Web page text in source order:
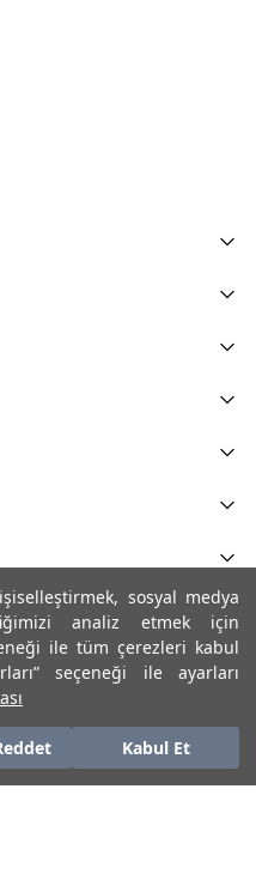
sosyal medya
analiz etmek için
ile tüm çerezleri kabul
seçeneği ile ayarları
Kabul Et
Ekle